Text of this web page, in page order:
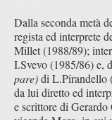
Dalla seconda metà
regista ed interprete
Millet (1988/89);
I.Svevo (1985/86) e,
pare)di L.Pirandello
da lui diretto ed
e scrittore di